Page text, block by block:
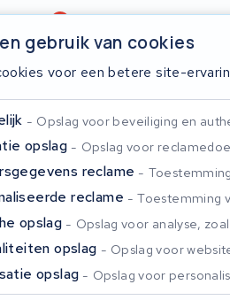
4,6/5
2 jaar garantie
gebruik van cookies
voor een betere site-
Opslag voor beveiliging en
opslag Opslag voor
reclame
reclame Toestemming
opslag Opslag voor analyse,
opslag Opslag voor
opslag Opslag voor
Sluiten